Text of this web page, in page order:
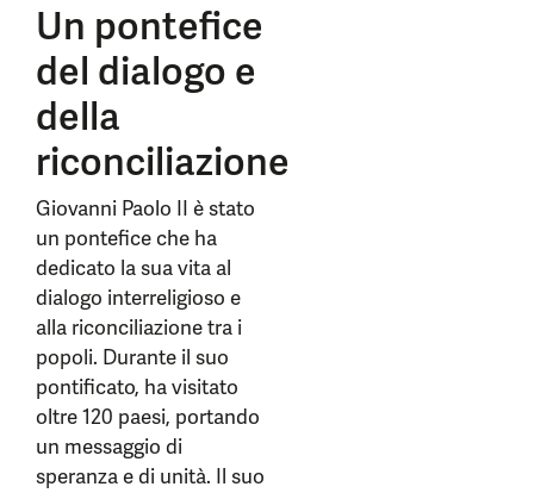
Un pontefice
del dialogo e
della
riconciliazione
Giovanni Paolo II è stato
un pontefice che ha
dedicato la sua vita al
dialogo interreligioso e
alla riconciliazione tra i
popoli. Durante il suo
pontificato, ha visitato
oltre 120 paesi, portando
un messaggio di
speranza e di unità. Il suo